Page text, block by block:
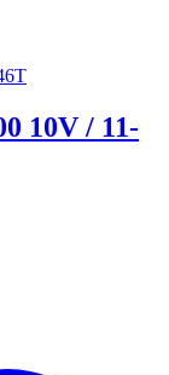
10V / 11-